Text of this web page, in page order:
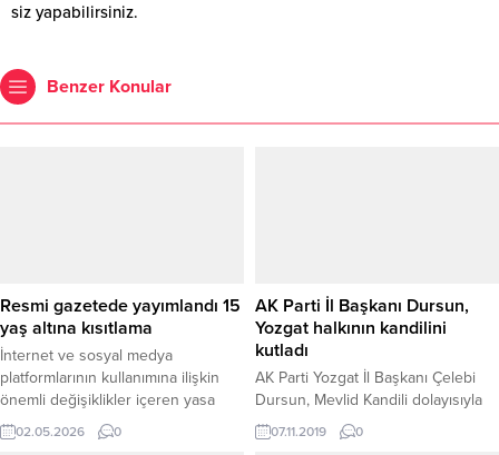
siz yapabilirsiniz.
Benzer Konular
Resmi gazetede yayımlandı 15
yaş altına kısıtlama
İnternet ve sosyal medya
platformlarının kullanımına ilişkin
önemli değişiklikler içeren yasa
düzenlemesi, Resmî Gazete’de
yayımlanarak yürürlüğe girdi. Yeni
02.05.2026 0
AK Parti İl Başkanı Dursun,
Yozgat halkının kandilini
kutladı
AK Parti Yozgat İl Başkanı Çelebi
Dursun, Mevlid Kandili dolayısıyla
yayınladığı mesajında Yozgat
halkının kandilini kutladı.
07.11.2019 0